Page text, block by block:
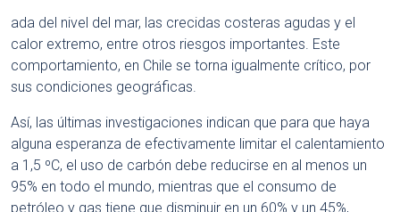
ada del nivel del mar, las crecidas costeras agudas y el
calor extremo, entre otros riesgos importantes. Este
comportamiento, en Chile se torna igualmente crítico, por
sus condiciones geográficas.
Así, las últimas investigaciones indican que para que haya
alguna esperanza de efectivamente limitar el calentamiento
a 1,5 ºC, el uso de carbón debe reducirse en al menos un
95% en todo el mundo, mientras que el consumo de
petróleo y gas tiene que disminuir en un 60% y un 45%,